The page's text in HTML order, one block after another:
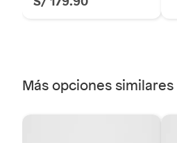
Más opciones similares